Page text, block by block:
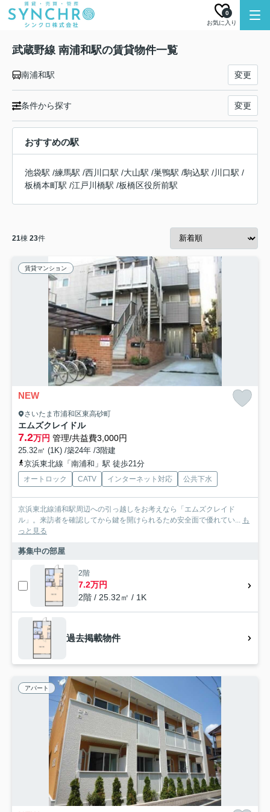
お気に入り
0
武蔵野線 南浦和駅の賃貸物件一覧
南浦和駅 変更
条件から探す 変更
おすすめの駅
池袋駅 /練馬駅 /西川口駅 /大山駅 /巣鴨駅 /駒込駅 /川口駅 /
板橋本町駅 /江戸川橋駅 /板橋区役所前駅
21棟 23件
賃貸マンション
NEW
さいたま市浦和区東高砂町
エムズクレイドル
7.2万円 管理/共益費3,000円
25.32㎡ (1K) /築24年 /3階建
京浜東北線「南浦和」駅 徒歩21分
オートロック CATV インターネット対応 公共下水
京浜東北線浦和駅周辺への引っ越しをお考えなら「エムズクレイド
ル」。来訪者を確認してから鍵を開けられるため安全面で優れてい... も
っと見る
募集中の部屋
2階
7.2万円
2階 / 25.32㎡ / 1K
過去掲載物件
アパート